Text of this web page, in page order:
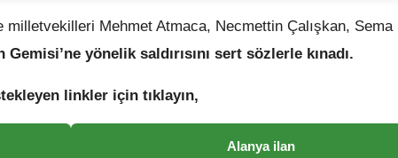
FİLİSTİN’E DOSTLUK TRUMP’A KARŞI
milletvekilleri Mehmet Atmaca, Necmettin Çalışkan, Sema
Gemisi’ne yönelik saldırısını sert sözlerle kınadı.
linkler için tıklayın,
Alanya ilan